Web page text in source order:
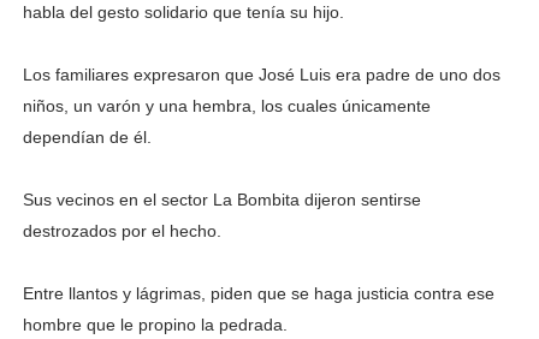
habla del gesto solidario que tenía su hijo.
Los familiares expresaron que José Luis era padre de uno dos
niños, un varón y una hembra, los cuales únicamente
dependían de él.
Sus vecinos en el sector La Bombita dijeron sentirse
destrozados por el hecho.
Entre llantos y lágrimas, piden que se haga justicia contra ese
hombre que le propino la pedrada.